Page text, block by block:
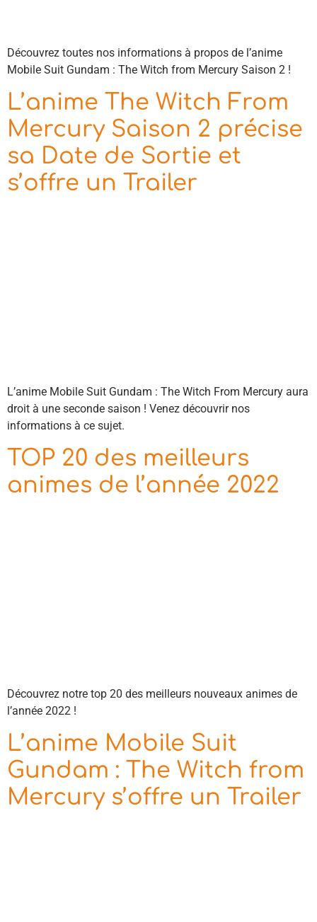
Découvrez toutes nos informations à propos de l’anime
Mobile Suit Gundam : The Witch from Mercury Saison 2 !
L’anime The Witch From
Mercury Saison 2 précise
sa Date de Sortie et
s’offre un Trailer
L’anime Mobile Suit Gundam : The Witch From Mercury aura
droit à une seconde saison ! Venez découvrir nos
informations à ce sujet.
TOP 20 des meilleurs
animes de l’année 2022
Découvrez notre top 20 des meilleurs nouveaux animes de
l’année 2022 !
L’anime Mobile Suit
Gundam : The Witch from
Mercury s’offre un Trailer